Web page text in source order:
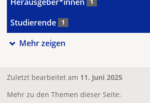
Studierende 1
Mehr zeigen
Zuletzt bearbeitet am 11. Juni 2025
Mehr zu den Themen dieser Seite: